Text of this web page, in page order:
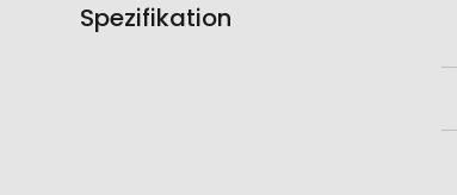
Spezifikation